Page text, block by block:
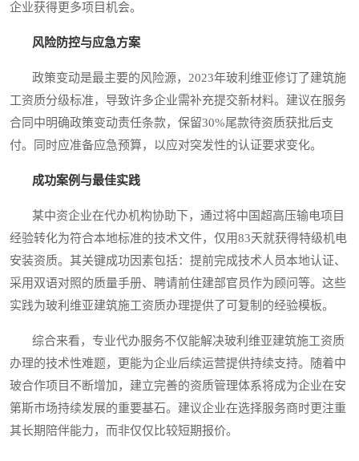
企业获得更多项目机会。
风险防控与应急方案
政策变动是最主要的风险源，2023年玻利维亚修订了建筑施
工资质分级标准，导致许多企业需补充提交新材料。建议在服务
合同中明确政策变动责任条款，保留30%尾款待资质获批后支
付。同时应准备应急预算，以应对突发性的认证要求变化。
成功案例与最佳实践
某中资企业在代办机构协助下，通过将中国超高压输电项目
经验转化为符合本地标准的技术文件，仅用83天就获得特级机电
安装资质。其关键成功因素包括：提前完成技术人员本地认证、
采用双语对照的质量手册、聘请前住建部官员作为顾问等。这些
实践为玻利维亚建筑施工资质办理提供了可复制的经验模板。
综合来看，专业代办服务不仅能解决玻利维亚建筑施工资质
办理的技术性难题，更能为企业后续运营提供持续支持。随着中
玻合作项目不断增加，建立完善的资质管理体系将成为企业在安
第斯市场持续发展的重要基石。建议企业在选择服务商时更注重
其长期陪伴能力，而非仅仅比较短期报价。